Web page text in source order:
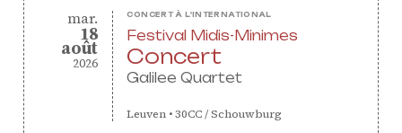
mardi
mar.
18
août
août
2026
CONCERT À L'INTERNATIONAL
Festival Midis-Minimes
Concert
Galilee Quartet
Leuven •30CC / Schouwburg
INSCRIPTION INFOLETTRES
PETITES ANNONCES